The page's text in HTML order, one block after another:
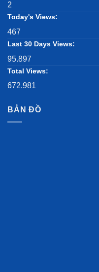
2
Today's Views:
467
Last 30 Days Views:
95.897
Total Views:
672.981
BẢN ĐỒ